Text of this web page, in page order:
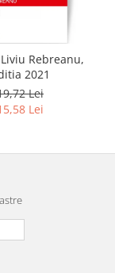
Rebreanu,
2021
Lei
Lei